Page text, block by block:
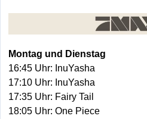
Montag und Dienstag
16:45 Uhr: InuYasha
17:10 Uhr: InuYasha
17:35 Uhr: Fairy Tail
18:05 Uhr: One Piece